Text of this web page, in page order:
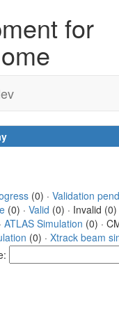
for
(0) · Validation
(0) · Valid (0) · Invalid (0)
ATLAS Simulation (0) ·
(0) · Xtrack beam